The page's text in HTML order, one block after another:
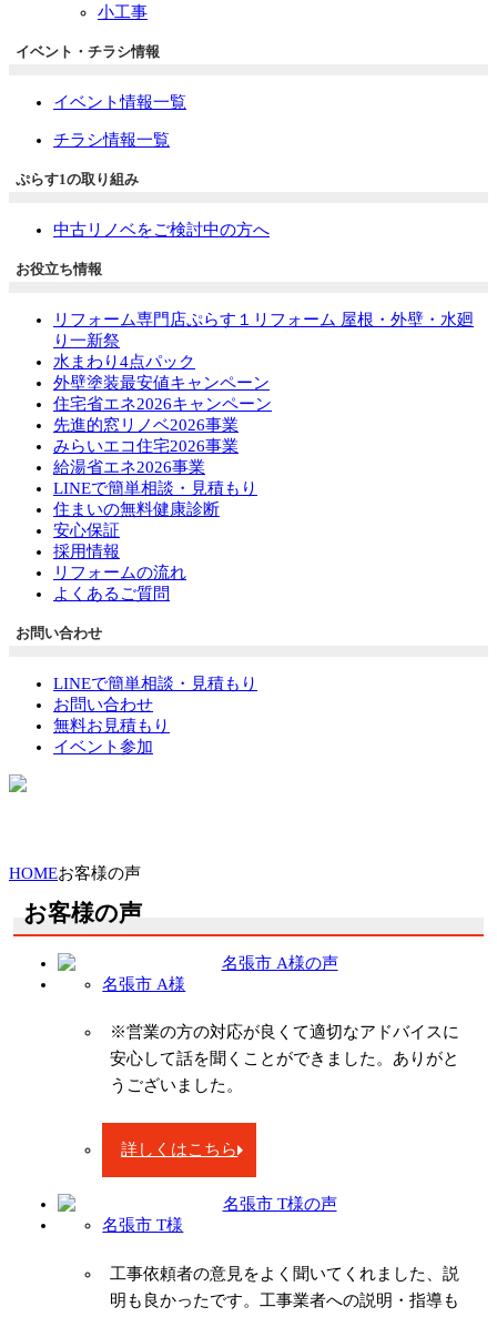
小工事
イベント・チラシ情報
イベント情報一覧
チラシ情報一覧
ぷらす1の取り組み
中古リノベをご検討中の方へ
お役立ち情報
リフォーム専門店ぷらす１リフォーム 屋根・外壁・水廻
り一新祭
水まわり4点パック
外壁塗装最安値キャンペーン
住宅省エネ2026キャンペーン
先進的窓リノベ2026事業
みらいエコ住宅2026事業
給湯省エネ2026事業
LINEで簡単相談・見積もり
住まいの無料健康診断
安心保証
採用情報
リフォームの流れ
よくあるご質問
お問い合わせ
LINEで簡単相談・見積もり
お問い合わせ
無料お見積もり
イベント参加
HOMEお客様の声
お客様の声
名張市 A様
※営業の方の対応が良くて適切なアドバイスに
安心して話を聞くことができました。ありがと
うございました。
詳しくはこちら
名張市 T様
工事依頼者の意見をよく聞いてくれました、説
明も良かったです。工事業者への説明・指導も